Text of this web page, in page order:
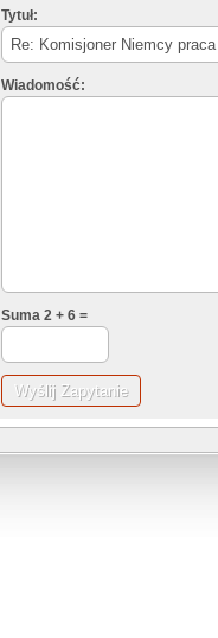
Tytuł:
Wiadomość:
Suma 2 + 6 =